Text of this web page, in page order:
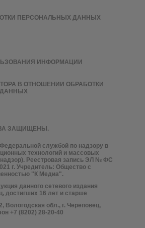
ЗАЩИЩЕНЫ.
службой по надзору в
технологий и массовых
Реестровая запись ЭЛ № ФС
г. Учредитель: Общество с
"К Медиа".
данного сетевого издания
достигших 16 лет и старше
Вологодская обл., г. Череповец,
+7 (8202) 28-20-40
ПЕРСОНАЛЬНЫХ ДАННЫХ
ИНФОРМАЦИИ
В ОТНОШЕНИИ ОБРАБОТКИ